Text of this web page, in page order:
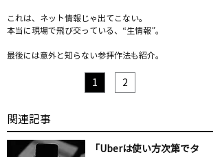
これは、ネット情報じゃ出てこない。
本当に現場で飛び交っている、“生情報”。
最後には意外と知らない参拝作法も紹介。
1 2
​関連記事
「Uberは使い方次第でタ